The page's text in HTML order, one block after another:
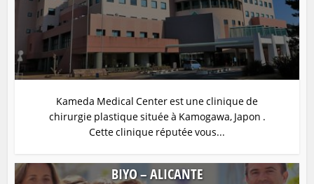
Kameda Medical Center est une clinique de
chirurgie plastique située à Kamogawa, Japon .
Cette clinique réputée vous...
BIYO – ALICANTE